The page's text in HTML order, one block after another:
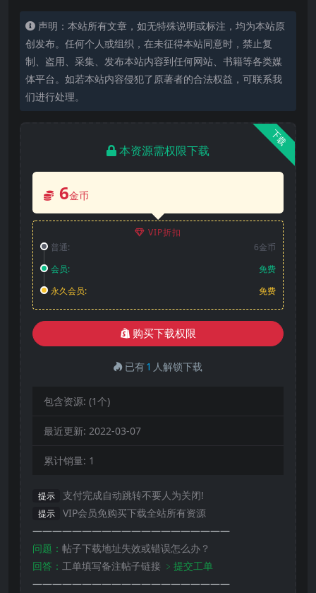
声明：本站所有文章，如无特殊说明或标注，均为本站原
创发布。任何个人或组织，在未征得本站同意时，禁止复
制、盗用、采集、发布本站内容到任何网站、书籍等各类媒
体平台。如若本站内容侵犯了原著者的合法权益，可联系我
们进行处理。
下载
本资源需权限下载
6金币
VIP折扣
普通:
6金币
会员:
免费
永久会员:
免费
购买下载权限
已有1 人解锁下载
包含资源: (1个)
最近更新: 2022-03-07
累计销量: 1
提示 支付完成自动跳转不要人为关闭!
提示
VIP会员免购买下载全站所有资源
————————————————————
问题： 帖子下载地址失效或错误怎么办？
回答： 工单填写备注帖子链接 ﹥提交工单
————————————————————